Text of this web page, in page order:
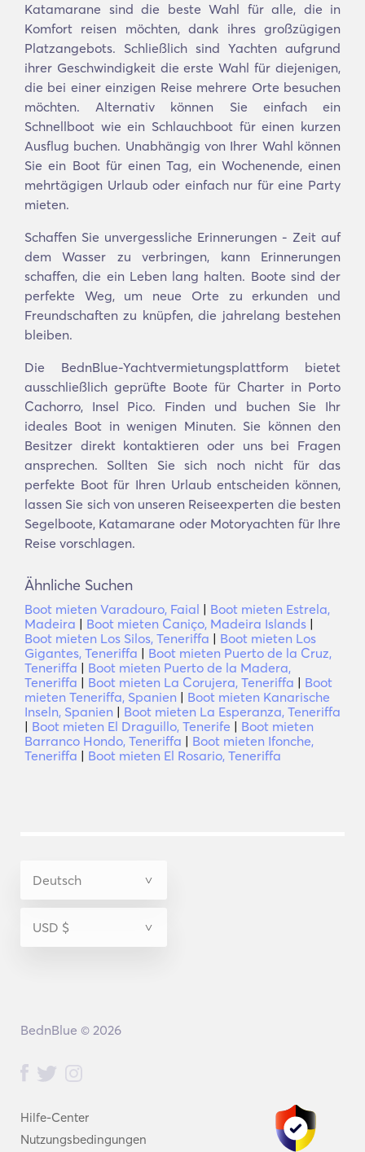
Katamarane sind die beste Wahl für alle, die in
Komfort reisen möchten, dank ihres großzügigen
Platzangebots. Schließlich sind Yachten aufgrund
ihrer Geschwindigkeit die erste Wahl für diejenigen,
die bei einer einzigen Reise mehrere Orte besuchen
möchten. Alternativ können Sie einfach ein
Schnellboot wie ein Schlauchboot für einen kurzen
Ausflug buchen. Unabhängig von Ihrer Wahl können
Sie ein Boot für einen Tag, ein Wochenende, einen
mehrtägigen Urlaub oder einfach nur für eine Party
mieten.
Schaffen Sie unvergessliche Erinnerungen - Zeit auf
dem Wasser zu verbringen, kann Erinnerungen
schaffen, die ein Leben lang halten. Boote sind der
perfekte Weg, um neue Orte zu erkunden und
Freundschaften zu knüpfen, die jahrelang bestehen
bleiben.
Die BednBlue-Yachtvermietungsplattform bietet
ausschließlich geprüfte Boote für Charter in Porto
Cachorro, Insel Pico. Finden und buchen Sie Ihr
ideales Boot in wenigen Minuten. Sie können den
Besitzer direkt kontaktieren oder uns bei Fragen
ansprechen. Sollten Sie sich noch nicht für das
perfekte Boot für Ihren Urlaub entscheiden können,
lassen Sie sich von unseren Reiseexperten die besten
Segelboote, Katamarane oder Motoryachten für Ihre
Reise vorschlagen.
Ähnliche Suchen
Boot mieten Varadouro, Faial | Boot mieten Estrela,
Madeira | Boot mieten Caniço, Madeira Islands |
Boot mieten Los Silos, Teneriffa | Boot mieten Los
Gigantes, Teneriffa | Boot mieten Puerto de la Cruz,
Teneriffa | Boot mieten Puerto de la Madera,
Teneriffa | Boot mieten La Corujera, Teneriffa | Boot
mieten Teneriffa, Spanien | Boot mieten Kanarische
Inseln, Spanien | Boot mieten La Esperanza, Teneriffa
| Boot mieten El Draguillo, Tenerife | Boot mieten
Barranco Hondo, Teneriffa | Boot mieten Ifonche,
Teneriffa | Boot mieten El Rosario, Teneriffa
Hilfe-Center
Nutzungsbedingungen
BednBlue © 2026